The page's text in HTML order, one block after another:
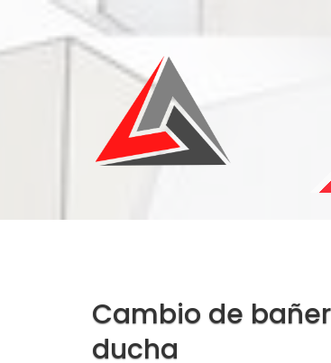
Cambio de
ducha